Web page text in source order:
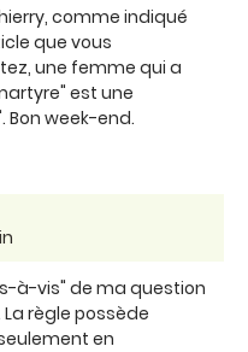
comme indiqué
que vous
une femme qui a
est une
Bon week-end.
à-vis" de ma question
règle possède
en